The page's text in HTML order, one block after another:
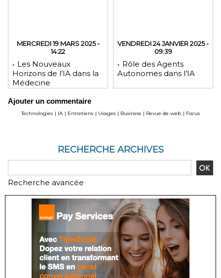
MERCREDI 19 MARS 2025 -
14:22
Les Nouveaux
Horizons de l’IA dans la
Médecine
VENDREDI 24 JANVIER 2025 -
09:39
Rôle des Agents
Autonomes dans l’IA
Ajouter un commentaire
Technologies | IA | Entretiens | Usages | Business | Revue de web | Focus
RECHERCHE ARCHIVES
Recherche avancée